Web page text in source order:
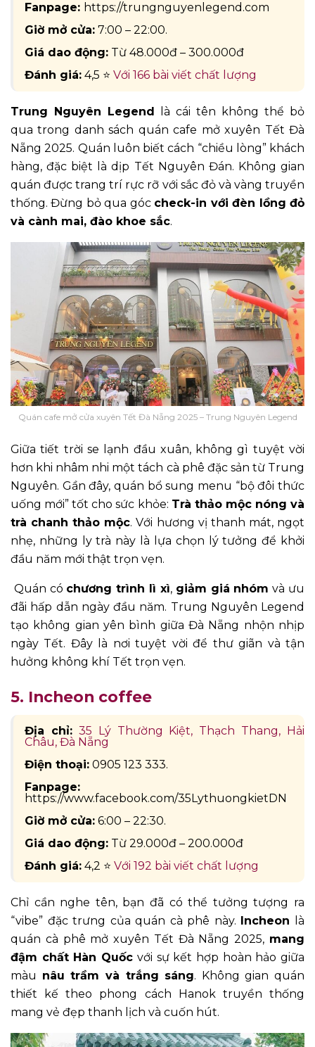
Fanpage: https://trungnguyenlegend.com
Giờ mở cửa: 7:00 – 22:00.
Giá dao động: Từ 48.000đ – 300.000đ
Đánh giá: 4,5 ⭐ Với 166 bài viết chất lượng
Trung Nguyên Legend
là cái tên không thể bỏ
qua trong danh sách quán cafe mở xuyên Tết Đà
Nẵng 2025. Quán luôn biết cách “chiều lòng” khách
hàng, đặc biệt là dịp Tết Nguyên Đán. Không gian
quán được trang trí rực rỡ với sắc đỏ và vàng truyền
thống. Đừng bỏ qua góc check-in với đèn lồng đỏ
và cành mai, đào khoe sắc.
Quán cafe mở cửa xuyên Tết Đà Nẵng 2025 – Trung Nguyên Legend
Giữa tiết trời se lạnh đầu xuân, không gì tuyệt vời
hơn khi nhâm nhi một tách cà phê đặc sản từ Trung
Nguyên. Gần đây, quán bổ sung menu “bộ đôi thức
uống mới” tốt cho sức khỏe: Trà thảo mộc nóng và
trà chanh thảo mộc. Với hương vị thanh mát, ngọt
nhẹ, những ly trà này là lựa chọn lý tưởng để khởi
đầu năm mới thật trọn vẹn.
Quán có chương trình lì xì, giảm giá nhóm và ưu
đãi hấp dẫn ngày đầu năm. Trung Nguyên Legend
tạo không gian yên bình giữa Đà Nẵng nhộn nhịp
ngày Tết. Đây là nơi tuyệt vời để thư giãn và tận
hưởng không khí Tết trọn vẹn.
5. Incheon coffee
Địa chỉ: 35 Lý Thường Kiệt, Thạch Thang, Hải
Châu, Đà Nẵng
Điện thoại: 0905 123 333.
Fanpage:
https://www.facebook.com/35LythuongkietDN
Giờ mở cửa: 6:00 – 22:30.
Giá dao động: Từ 29.000đ – 200.000đ
Đánh giá: 4,2 ⭐ Với 192 bài viết chất lượng
Chỉ cần nghe tên, bạn đã có thể tưởng tượng ra
“vibe” đặc trưng của quán cà phê này. Incheon là
quán cà phê mở xuyên Tết Đà Nẵng 2025, mang
đậm chất Hàn Quốc với sự kết hợp hoàn hảo giữa
màu nâu trầm và trắng sáng. Không gian quán
thiết kế theo phong cách Hanok truyền thống
mang vẻ đẹp thanh lịch và cuốn hút.